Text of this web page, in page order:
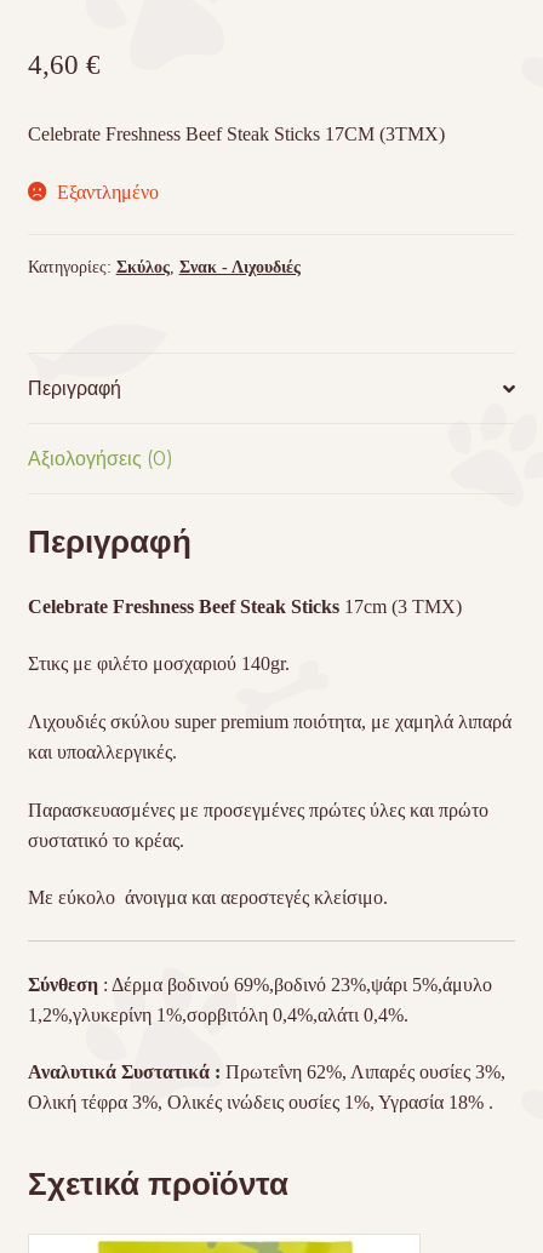
4,60 €
Celebrate Freshness Beef Steak Sticks 17CM (3TMX)
Εξαντλημένο
Κατηγορίες: Σκύλος, Σνακ - Λιχουδιές
Περιγραφή
Αξιολογήσεις (0)
Περιγραφή
Celebrate Freshness Beef Steak Sticks 17cm (3 TMX)
Στικς με φιλέτο μοσχαριού 140gr.
Λιχουδιές σκύλου super premium ποιότητα, με χαμηλά λιπαρά
και υποαλλεργικές.
Παρασκευασμένες με προσεγμένες πρώτες ύλες και πρώτο
συστατικό το κρέας.
Με εύκολο άνοιγμα και αεροστεγές κλείσιμο.
Σύνθεση: Δέρμα βοδινού 69%,βοδινό 23%,ψάρι 5%,άμυλο
1,2%,γλυκερίνη 1%,σορβιτόλη 0,4%,αλάτι 0,4%.
Αναλυτικά Συστατικά : Πρωτεΐνη 62%, Λιπαρές ουσίες 3%,
Ολική τέφρα 3%, Ολικές ινώδεις ουσίες 1%, Υγρασία 18% .
Σχετικά προϊόντα